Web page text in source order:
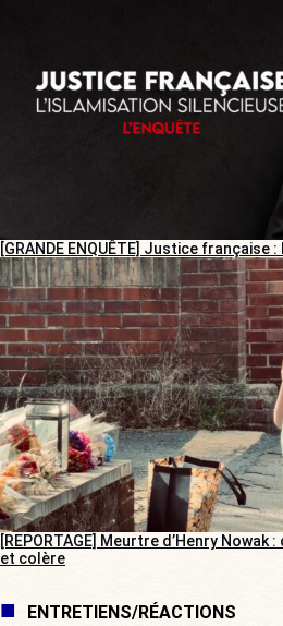
[GRANDE ENQUÊTE] Justice française
[REPORTAGE] Meurtre d’Henry
et colère
ENTRETIENS/RÉACTIONS